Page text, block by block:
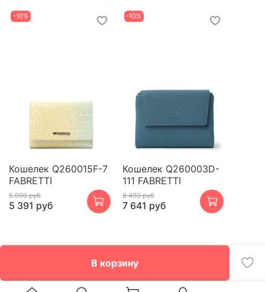
В корзину
-10%
Кошелек Q260015F-7
FABRETTI
5 990 руб
5 391 руб
-10%
Кошелек Q260003D-
111 FABRETTI
8 490 руб
7 641 руб